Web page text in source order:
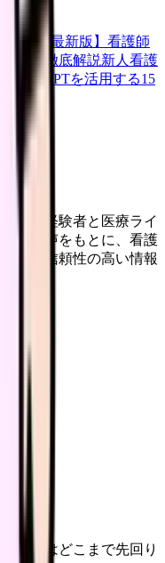
年最新版】 看護師
報を徹底解説新人看護
がChatGPTを活用する15
護師経験者と医療ライ
ルな声をもとに、看護
する信頼性の高い情報
票ではどこまで先回り